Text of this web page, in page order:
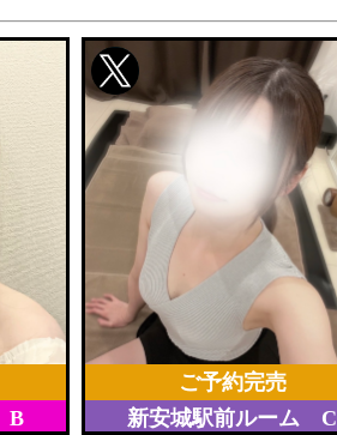
B 新安城駅前ルーム C
ご予約完売